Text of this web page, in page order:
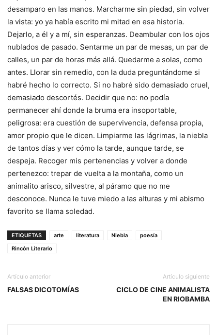
desamparo en las manos. Marcharme sin piedad, sin volver
la vista: yo ya había escrito mi mitad en esa historia.
Dejarlo, a él y a mí, sin esperanzas. Deambular con los ojos
nublados de pasado. Sentarme un par de mesas, un par de
calles, un par de horas más allá. Quedarme a solas, como
antes. Llorar sin remedio, con la duda preguntándome si
habré hecho lo correcto. Si no habré sido demasiado cruel,
demasiado descortés. Decidir que no: no podía
permanecer ahí donde la bruma era insoportable,
peligrosa: era cuestión de supervivencia, defensa propia,
amor propio que le dicen. Limpiarme las lágrimas, la niebla
de tantos días y ver cómo la tarde, aunque tarde, se
despeja. Recoger mis pertenencias y volver a donde
pertenezco: trepar de vuelta a la montaña, como un
animalito arisco, silvestre, al páramo que no me
desconoce. Nunca le tuve miedo a las alturas y mi abismo
favorito se llama soledad.
ETIQUETAS arte literatura Niebla
poesía
Rincón Literario
Artículo anterior
FALSAS DICOTOMÍAS
Artículo siguiente
CICLO DE CINE ANIMALISTA
EN RIOBAMBA